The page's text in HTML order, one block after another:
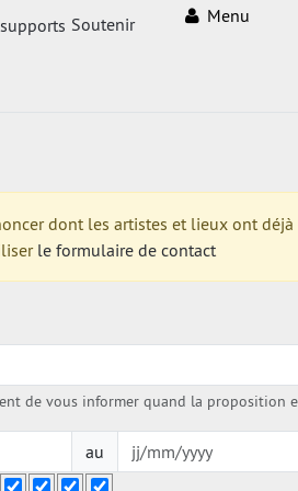
Soutenir Menu
dont les artistes et lieux ont
le formulaire de contact
de vous informer quand la proposition
au